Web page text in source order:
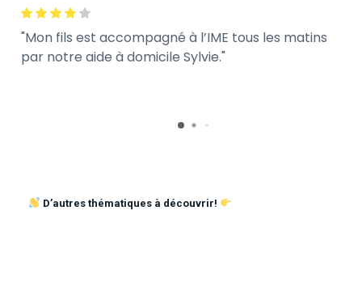
Mon fils est accompagné à l’IME tous les matins
par notre aide à domicile Sylvie.
D’autres thématiques à découvrir!